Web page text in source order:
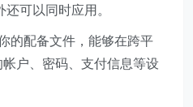
可以同时应用。
的配备文件，能够在跨平
户、密码、支付信息等设